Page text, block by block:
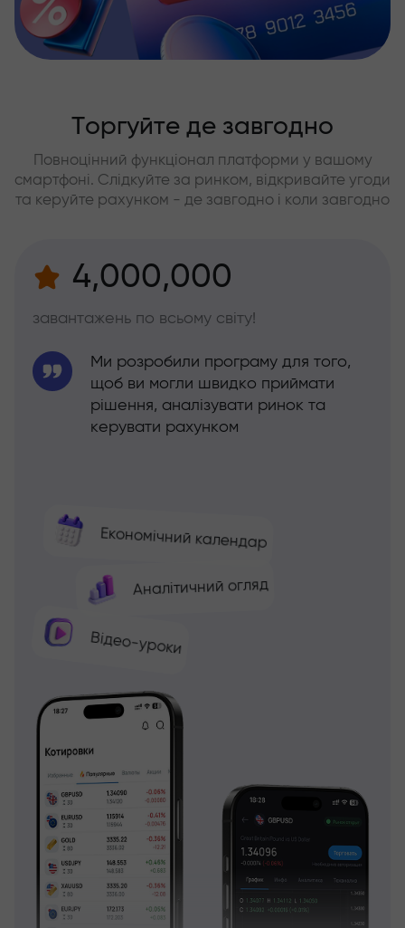
Торгуйте де завгодно
Повноцінний функціонал платформи у вашому
смартфоні. Слідкуйте за ринком, відкривайте угоди
та керуйте рахунком - де завгодно і коли завгодно
4,000,000
завантажень по всьому світу!
Економічний календар
Аналітичний огляд
Відео-уроки
Ми розробили програму для того,
щоб ви могли швидко приймати
рішення, аналізувати ринок та
керувати рахунком